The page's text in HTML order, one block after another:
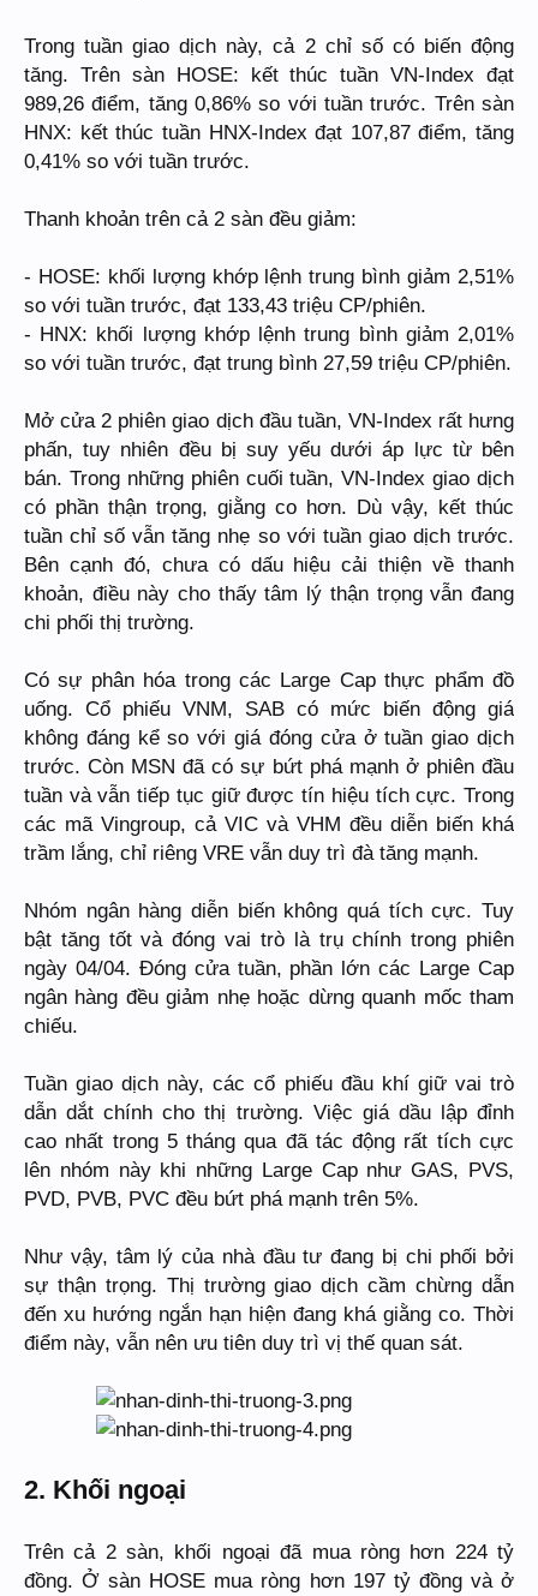
Trong tuần giao dịch này, cả 2 chỉ số có biến động
tăng. Trên sàn HOSE: kết thúc tuần VN-Index đạt
989,26 điểm, tăng 0,86% so với tuần trước. Trên sàn
HNX: kết thúc tuần HNX-Index đạt 107,87 điểm, tăng
0,41% so với tuần trước.
Thanh khoản trên cả 2 sàn đều giảm:
- HOSE: khối lượng khớp lệnh trung bình giảm 2,51%
so với tuần trước, đạt 133,43 triệu CP/phiên.
- HNX: khối lượng khớp lệnh trung bình giảm 2,01%
so với tuần trước, đạt trung bình 27,59 triệu CP/phiên.
Mở cửa 2 phiên giao dịch đầu tuần, VN-Index rất hưng
phấn, tuy nhiên đều bị suy yếu dưới áp lực từ bên
bán. Trong những phiên cuối tuần, VN-Index giao dịch
có phần thận trọng, giằng co hơn. Dù vậy, kết thúc
tuần chỉ số vẫn tăng nhẹ so với tuần giao dịch trước.
Bên cạnh đó, chưa có dấu hiệu cải thiện về thanh
khoản, điều này cho thấy tâm lý thận trọng vẫn đang
chi phối thị trường.
Có sự phân hóa trong các Large Cap thực phẩm đồ
uống. Cổ phiếu VNM, SAB có mức biến động giá
không đáng kể so với giá đóng cửa ở tuần giao dịch
trước. Còn MSN đã có sự bứt phá mạnh ở phiên đầu
tuần và vẫn tiếp tục giữ được tín hiệu tích cực. Trong
các mã Vingroup, cả VIC và VHM đều diễn biến khá
trầm lắng, chỉ riêng VRE vẫn duy trì đà tăng mạnh.
Nhóm ngân hàng diễn biến không quá tích cực. Tuy
bật tăng tốt và đóng vai trò là trụ chính trong phiên
ngày 04/04. Đóng cửa tuần, phần lớn các Large Cap
ngân hàng đều giảm nhẹ hoặc dừng quanh mốc tham
chiếu.
Tuần giao dịch này, các cổ phiếu đầu khí giữ vai trò
dẫn dắt chính cho thị trường. Việc giá dầu lập đỉnh
cao nhất trong 5 tháng qua đã tác động rất tích cực
lên nhóm này khi những Large Cap như GAS, PVS,
PVD, PVB, PVC đều bứt phá mạnh trên 5%.
Như vậy, tâm lý của nhà đầu tư đang bị chi phối bởi
sự thận trọng. Thị trường giao dịch cầm chừng dẫn
đến xu hướng ngắn hạn hiện đang khá giằng co. Thời
điểm này, vẫn nên ưu tiên duy trì vị thế quan sát.
2. Khối ngoại
Trên cả 2 sàn, khối ngoại đã mua ròng hơn 224 tỷ
đồng. Ở sàn HOSE mua ròng hơn 197 tỷ đồng và ở